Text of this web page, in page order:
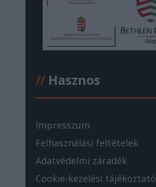
//Hasznos
Impresszum
Felhasználási feltételek
Adatvédelmi záradék
Cookie-kezelési tájékoztató